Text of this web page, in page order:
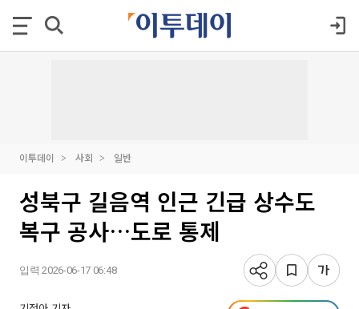
이투데이 사회 일반
성북구 길음역 인근 긴급 상수도
복구 공사…도로 통제
입력 2026-06-17 06:48